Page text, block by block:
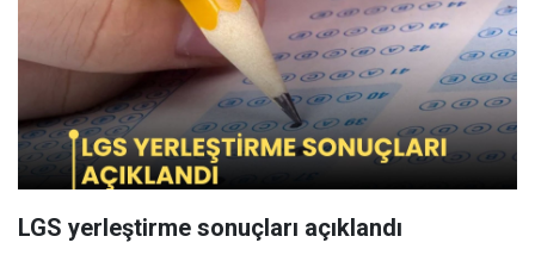
LGS yerleştirme sonuçları açıklandı